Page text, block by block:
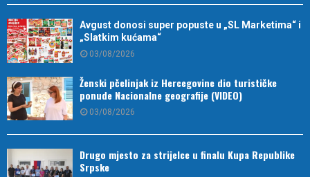
Avgust donosi super popuste u „SL Marketima“ i
„Slatkim kućama“
03/08/2026
Ženski pčelinjak iz Hercegovine dio turističke
ponude Nacionalne geografije (VIDEO)
03/08/2026
Drugo mjesto za strijelce u finalu Kupa Republike
Srpske